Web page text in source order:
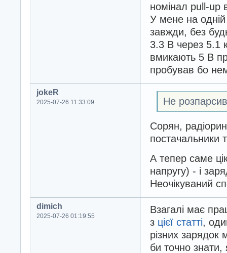
номінал pull-up
У мене на
завжди, без
3.3 В через 5.1
вмикають 5 В
пробував бо
jokeR
2025-07-26 11:33:09 Не
Сорян,
постачальники
А тепер саме
напругу) - і
Неочікуваний
dimich
2025-07-26 01:19:55
Взагалі має
з цієї статті,
різних зарядок
би точно знати,